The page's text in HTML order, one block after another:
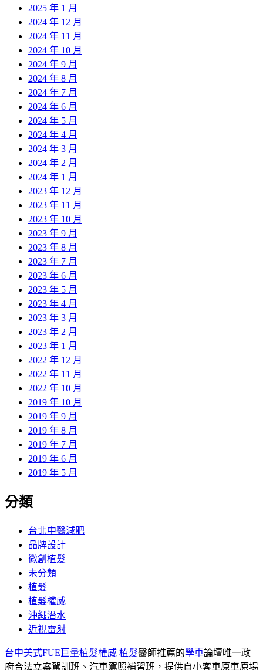
2025 年 1 月
2024 年 12 月
2024 年 11 月
2024 年 10 月
2024 年 9 月
2024 年 8 月
2024 年 7 月
2024 年 6 月
2024 年 5 月
2024 年 4 月
2024 年 3 月
2024 年 2 月
2024 年 1 月
2023 年 12 月
2023 年 11 月
2023 年 10 月
2023 年 9 月
2023 年 8 月
2023 年 7 月
2023 年 6 月
2023 年 5 月
2023 年 4 月
2023 年 3 月
2023 年 2 月
2023 年 1 月
2022 年 12 月
2022 年 11 月
2022 年 10 月
2019 年 10 月
2019 年 9 月
2019 年 8 月
2019 年 7 月
2019 年 6 月
2019 年 5 月
分類
台北中醫減肥
品牌設計
微創植髮
未分類
植髮
植髮權威
沖繩潛水
近視雷射
台中美式FUE巨量植髮權威 植髮醫師推薦的學車論壇唯一政
府合法立案駕訓班、汽車駕照補習班，提供自小客車原車原場